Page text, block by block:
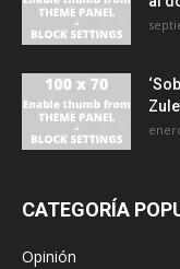
CATEGORÍA
Opinión